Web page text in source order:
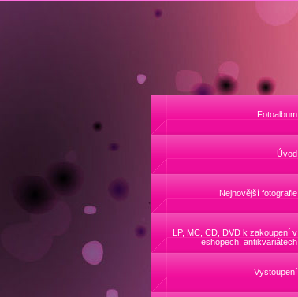
Fotoalbum
Úvod
Nejnovější fotografie
LP, MC, CD, DVD k zakoupení v
eshopech, antikvariátech
Vystoupení